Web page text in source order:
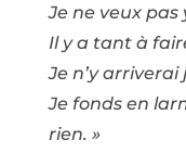
Je ne veux pas
Il y a tant à
Je n’y
Je fonds en
rien. »